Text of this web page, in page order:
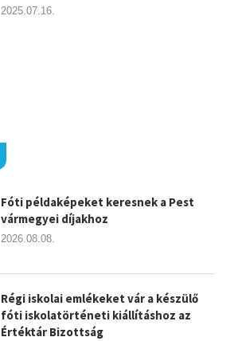
Fóti példaképeket keresnek a Pest
vármegyei díjakhoz
2026.08.08.
Régi iskolai emlékeket vár a készülő
fóti iskolatörténeti kiállításhoz az
Értéktár Bizottság
2025.07.16.